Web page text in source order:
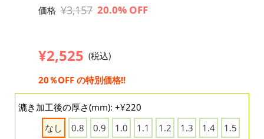
価格 ¥3,157 20.0% OFF
¥2,525 (税込)
20％OFF の特別価格!!
漉き加工後の厚さ(mm): +¥220
なし
0.8 0.9 1.0 1.1 1.2 1.3 1.4
1.5